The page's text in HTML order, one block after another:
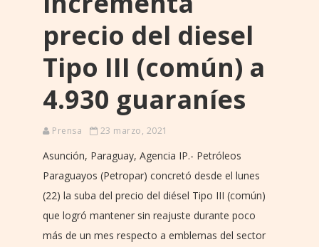
precio del diesel
Tipo III (común) a
4.930 guaraníes
Prensa 23 marzo, 2021
Asunción, Paraguay, Agencia IP.- Petróleos
Paraguayos (Petropar) concretó desde el lunes
(22) la suba del precio del diésel Tipo III (común)
que logró mantener sin reajuste durante poco
más de un mes respecto a emblemas del sector